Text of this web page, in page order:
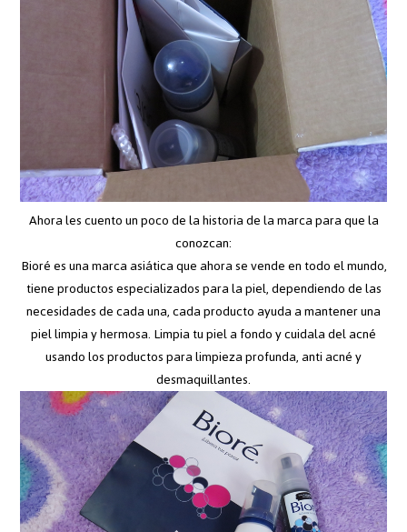
Ahora les cuento un poco de la historia de la marca para que la
conozcan:
Bioré es una marca asiática que ahora se vende en todo el mundo,
tiene productos especializados para la piel, dependiendo de las
necesidades de cada una, cada producto ayuda a mantener una
piel limpia y hermosa. Limpia tu piel a fondo y cuidala del acné
usando los productos para limpieza profunda, anti acné y
desmaquillantes.